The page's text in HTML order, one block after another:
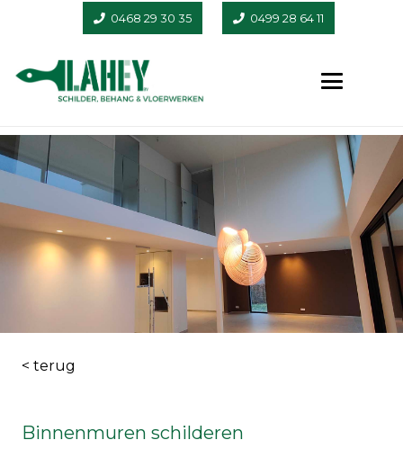
0468 29 30 35 0499 28 64 11
< terug
Binnenmuren schilderen